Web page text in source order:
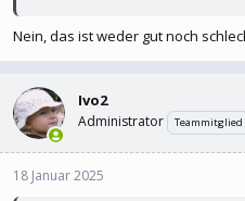
Nein, das ist weder gut noch
Ivo2
Administrator Teammitglied
18 Januar 2025